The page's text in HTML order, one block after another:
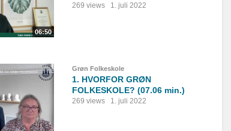
06:50
269 views 1. juli 2022
Grøn Folkeskole
1. HVORFOR GRØN
FOLKESKOLE? (07.06 min.)
269 views 1. juli 2022